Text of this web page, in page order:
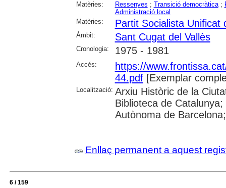
Matèries: Ressenyes ; Transició democràtica;
Administració local
Matèries:
Partit Socialista Unificat
Àmbit: Sant Cugat del Vallès
Cronologia: 1975 - 1981
Accés:
https://
44.pdf[Exemplar
Localització: Arxiu Històric de la
Biblioteca de
Autònoma de
Enllaç permanent a aquest
6 / 159